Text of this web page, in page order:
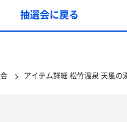
抽選会に戻る
アイテム詳細 松竹温泉 天風の